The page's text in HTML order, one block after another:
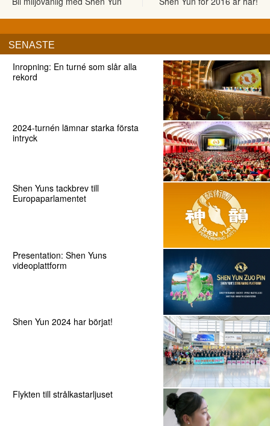
SENASTE
Inropning: En turné som slår alla
rekord
2024-turnén lämnar starka första
intryck
Shen Yuns tackbrev till
Europaparlamentet
Presentation: Shen Yuns
videoplattform
Shen Yun 2024 har börjat!
Flykten till strålkastarljuset